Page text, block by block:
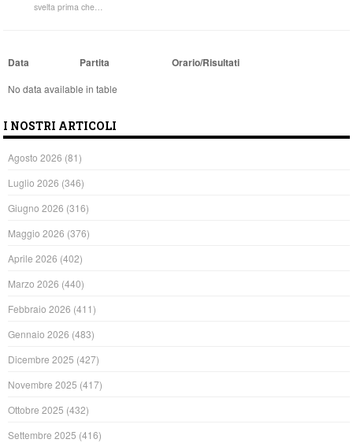
svelta prima che…
Data Partita Orario/Risultati
No data available in table
I NOSTRI ARTICOLI
Agosto 2026 (81)
Luglio 2026 (346)
Giugno 2026 (316)
Maggio 2026 (376)
Aprile 2026 (402)
Marzo 2026 (440)
Febbraio 2026 (411)
Gennaio 2026 (483)
Dicembre 2025 (427)
Novembre 2025 (417)
Ottobre 2025 (432)
Settembre 2025 (416)